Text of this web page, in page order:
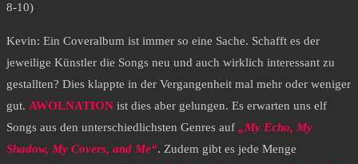
8-10)
Kevin: Ein Coveralbum ist immer so eine Sache. Schafft es der
jeweilige Künstler die Songs neu und auch wirklich interessant zu
gestallten? Dies klappte in der Vergangenheit mal mehr oder weniger
gut. AWOLNATION ist dies aber gelungen. Es erwarten uns elf
Songs aus den unterschiedlichsten Genres auf „My Echo, My
Shadow, My Covers, and Me“. Zudem gibt es jede Menge